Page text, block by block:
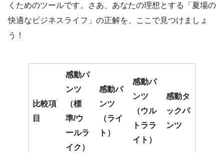
くためのツールです。さあ、あなたの理想とする「夏場の
快適なビジネスライフ」の正解を、ここで見つけましょ
う！
比較項
目
感動パ
ンツ
（標
準/ウ
ールラ
イク）
感動パ
ンツ
（ライ
ト）
感動パ
ンツ
（ウル
トララ
イト）
感動タ
ックパ
ンツ